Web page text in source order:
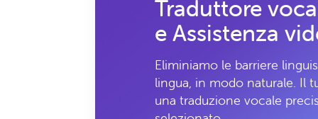
Traduttore
e Assistenza
Eliminiamo le barriere
lingua, in modo naturale. Il
una traduzione vocale